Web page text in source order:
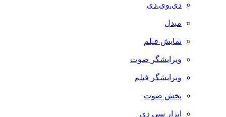
دی.وی.دی
مبدل
نمایش فیلم
ویرایشگر صوت
ویرایشگر فیلم
پخش صوت
ابزار سی دی